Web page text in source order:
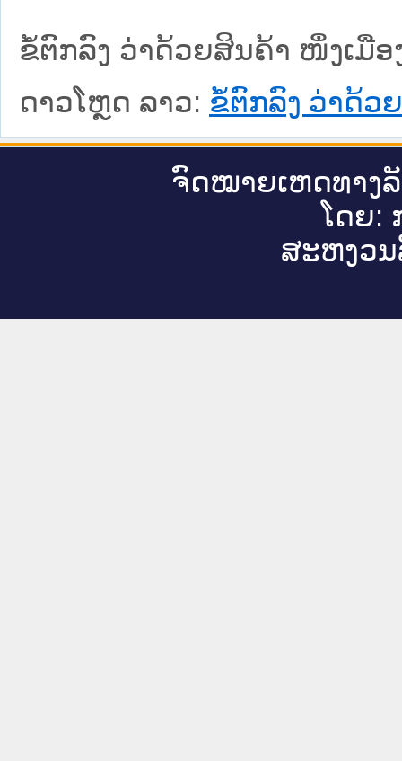
ຂໍ້ຕົກລົງ ວ່າດ້ວຍສິນຄ້າ ໜຶ່ງເມື
ດາວໂຫຼດ ລາວ: ຂໍ້ຕົກລົງ ວ່າດ້ວ
ຈົດ​ໝາຍ​ເຫດ​ທາງ​
ໂດຍ:
ສະ​ຫງວນ​